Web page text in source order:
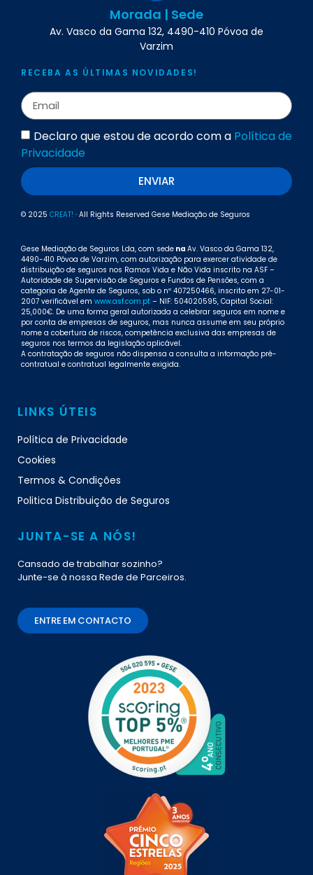
Morada | Sede
Av. Vasco da Gama 132, 4490-410 Póvoa de
Varzim
RECEBA AS ÚLTIMAS NOVIDADES!
Declaro que estou de acordo com a Política de
Privacidade
ENVIAR
© 2025 CREAT! · All Rights Reserved Gese Mediação de Seguros
Gese Mediação de Seguros Lda, com sede na Av. Vasco da Gama 132,
4490-410 Póvoa de Varzim, com autorização para exercer atividade de
distribuição de seguros nos Ramos Vida e Não Vida inscrito na ASF –
Autoridade de Supervisão de Seguros e Fundos de Pensões, com a
categoria de Agente de Seguros, sob o nº 407250466, inscrito em 27-01-
2007 verificável em www.asf.com.pt – NIF: 504020595, Capital Social:
25,000€. De uma forma geral autorizada a celebrar seguros em nome e
por conta de empresas de seguros, mas nunca assume em seu próprio
nome a cobertura de riscos, competência exclusiva das empresas de
seguros nos termos da legislação aplicável.
A contratação de seguros não dispensa a consulta a informação pré-
contratual e contratual legalmente exigida.
LINKS ÚTEIS
Política de Privacidade
Cookies
Termos & Condições
Politica Distribuição de Seguros
JUNTA-SE A NÓS!
Cansado de trabalhar sozinho?
Junte-se à nossa Rede de Parceiros.
ENTRE EM CONTACTO